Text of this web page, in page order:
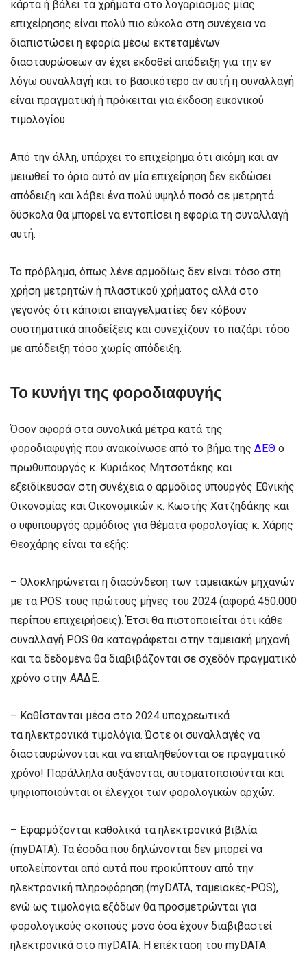
κάρτα ή βάλει τα χρήματα στο λογαριασμός μίας
επιχείρησης είναι πολύ πιο εύκολο στη συνέχεια να
διαπιστώσει η εφορία μέσω εκτεταμένων
διασταυρώσεων αν έχει εκδοθεί απόδειξη για την εν
λόγω συναλλαγή και το βασικότερο αν αυτή η συναλλαγή
είναι πραγματική ή πρόκειται για έκδοση εικονικού
τιμολογίου.
Από την άλλη, υπάρχει το επιχείρημα ότι ακόμη και αν
μειωθεί το όριο αυτό αν μία επιχείρηση δεν εκδώσει
απόδειξη και λάβει ένα πολύ υψηλό ποσό σε μετρητά
δύσκολα θα μπορεί να εντοπίσει η εφορία τη συναλλαγή
αυτή.
Το πρόβλημα, όπως λένε αρμοδίως δεν είναι τόσο στη
χρήση μετρητών ή πλαστικού χρήματος αλλά στο
γεγονός ότι κάποιοι επαγγελματίες δεν κόβουν
συστηματικά αποδείξεις και συνεχίζουν το παζάρι τόσο
με απόδειξη τόσο χωρίς απόδειξη.
Το κυνήγι της φοροδιαφυγής
Όσον αφορά στα συνολικά μέτρα κατά της
φοροδιαφυγής που ανακοίνωσε από το βήμα της ΔΕΘ ο
πρωθυπουργός κ. Κυριάκος Μητσοτάκης και
εξειδίκευσαν στη συνέχεια ο αρμόδιος υπουργός Εθνικής
Οικονομίας και Οικονομικών κ. Κωστής Χατζηδάκης και
ο υφυπουργός αρμόδιος για θέματα φορολογίας κ. Χάρης
Θεοχάρης είναι τα εξής:
– Ολοκληρώνεται η διασύνδεση των ταμειακών μηχανών
με τα POS τους πρώτους μήνες του 2024 (αφορά 450.000
περίπου επιχειρήσεις). Έτσι θα πιστοποιείται ότι κάθε
συναλλαγή POS θα καταγράφεται στην ταμειακή μηχανή
και τα δεδομένα θα διαβιβάζονται σε σχεδόν πραγματικό
χρόνο στην ΑΑΔΕ.
– Καθίστανται μέσα στο 2024 υποχρεωτικά
τα ηλεκτρονικά τιμολόγια. Ώστε οι συναλλαγές να
διασταυρώνονται και να επαληθεύονται σε πραγματικό
χρόνο! Παράλληλα αυξάνονται, αυτοματοποιούνται και
ψηφιοποιούνται οι έλεγχοι των φορολογικών αρχών.
– Εφαρμόζονται καθολικά τα ηλεκτρονικά βιβλία
(myDATA). Τα έσοδα που δηλώνονται δεν μπορεί να
υπολείπονται από αυτά που προκύπτουν από την
ηλεκτρονική πληροφόρηση (myDATA, ταμειακές-POS),
ενώ ως τιμολόγια εξόδων θα προσμετρώνται για
φορολογικούς σκοπούς μόνο όσα έχουν διαβιβαστεί
ηλεκτρονικά στο myDATA. Η επέκταση του myDATA